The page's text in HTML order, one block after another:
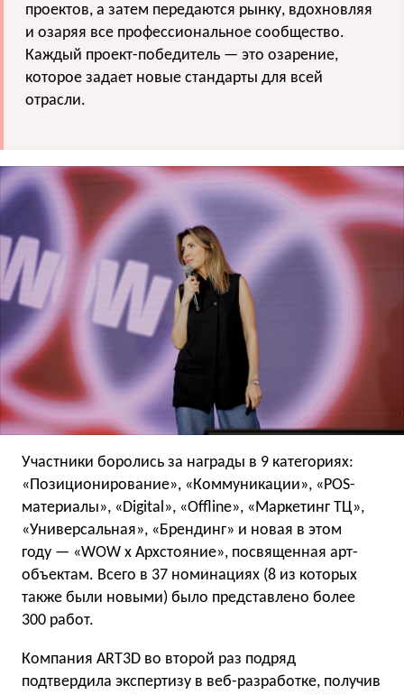
проектов, а затем передаются рынку, вдохновляя
и озаряя все профессиональное сообщество.
Каждый проект-победитель — это озарение,
которое задает новые стандарты для всей
отрасли.
Участники боролись за награды в 9 категориях:
«Позиционирование», «Коммуникации», «POS-
материалы», «Digital», «Offline», «Маркетинг ТЦ»,
«Универсальная», «Брендинг» и новая в этом
году — «WOW x Архстояние», посвященная арт-
объектам. Всего в 37 номинациях (8 из которых
также были новыми) было представлено более
300 работ.
Компания ART3D во второй раз подряд
подтвердила экспертизу в веб-разработке, получив